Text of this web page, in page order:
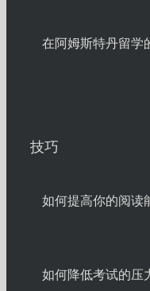
在阿姆斯特丹留学
技巧
如何提高你的阅读
如何降低考试的压